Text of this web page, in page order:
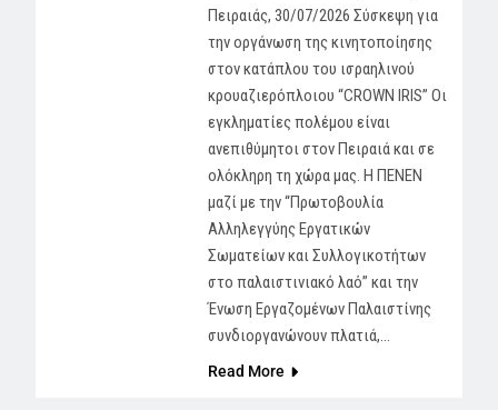
Πειραιάς, 30/07/2026 Σύσκεψη για
την οργάνωση της κινητοποίησης
στον κατάπλου του ισραηλινού
κρουαζιερόπλοιου “CROWN IRIS’’ Οι
εγκληματίες πολέμου είναι
ανεπιθύμητοι στον Πειραιά και σε
ολόκληρη τη χώρα μας. Η ΠΕΝΕΝ
μαζί με την “Πρωτοβουλία
Αλληλεγγύης Εργατικών
Σωματείων και Συλλογικοτήτων
στο παλαιστινιακό λαό” και την
Ένωση Εργαζομένων Παλαιστίνης
συνδιοργανώνουν πλατιά,…
Read More